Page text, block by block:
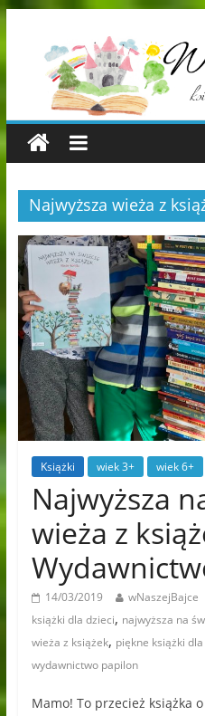
Najwyższa wieża z
Książki wiek 3+ wiek 6+
Najwyższa
wieża z
14/03/2019 wNaszejBajce
książki dla dzieci, najwyższa na
wieża z książek, piękne książki
wydawnictwo papilon
Mamo! To przecież książka